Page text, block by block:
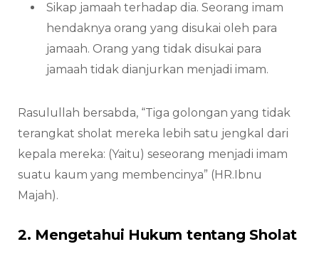
Sikap jamaah terhadap dia. Seorang imam
hendaknya orang yang disukai oleh para
jamaah. Orang yang tidak disukai para
jamaah tidak dianjurkan menjadi imam.
Rasulullah bersabda, “Tiga golongan yang tidak
terangkat sholat mereka lebih satu jengkal dari
kepala mereka: (Yaitu) seseorang menjadi imam
suatu kaum yang membencinya” (HR.Ibnu
Majah).
2. Mengetahui Hukum tentang Sholat